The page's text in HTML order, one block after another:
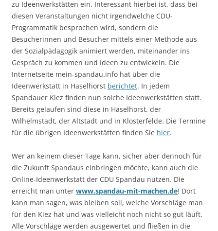
zu Ideenwerkstätten ein. Interessant hierbei ist, dass bei
diesen Veranstaltungen nicht irgendwelche CDU-
Programmatik besprochen wird, sondern die
Besucherinnen und Besucher mittels einer Methode aus
der Sozialpädagogik animiert werden, miteinander ins
Gespräch zu kommen und Ideen zu entwickeln. Die
Internetseite mein-spandau.info hat über die
Ideenwerkstatt in Haselhorst berichtet. In jedem
Spandauer Kiez finden nun solche Ideenwerkstätten statt.
Bereits gelaufen sind diese in Haselhorst, der
Wilhelmstadt, der Altstadt und in Klosterfelde. Die Termine
für die übrigen Ideenwerkstätten finden Sie hier.
Wer an keinem dieser Tage kann, sicher aber dennoch für
die Zukunft Spandaus einbringen möchte, kann auch die
Online-Ideenwerkstatt der CDU Spandau nutzen. Die
erreicht man unter www.spandau-mit-machen.de! Dort
kann man sagen, was bleiben soll, welche Vorschläge man
für den Kiez hat und was vielleicht noch nicht so gut läuft.
Alle Vorschläge werden ausgewertet und fließen in die